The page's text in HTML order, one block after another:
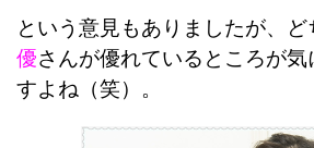
という意見もありましたが、ど
優さんが優れているところが
すよね（笑）。